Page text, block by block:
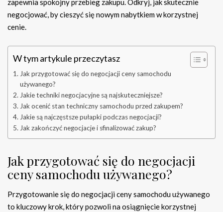
zapewnia spokojny przebieg zakupu. Odkryj, jak skutecznie
negocjować, by cieszyć się nowym nabytkiem w korzystnej
cenie.
W tym artykule przeczytasz
Jak przygotować się do negocjacji ceny samochodu
używanego?
Jakie techniki negocjacyjne są najskuteczniejsze?
Jak ocenić stan techniczny samochodu przed zakupem?
Jakie są najczęstsze pułapki podczas negocjacji?
Jak zakończyć negocjacje i sfinalizować zakup?
Jak przygotować się do negocjacji
ceny samochodu używanego?
Przygotowanie się do negocjacji ceny samochodu używanego
to kluczowy krok, który pozwoli na osiągnięcie korzystnej